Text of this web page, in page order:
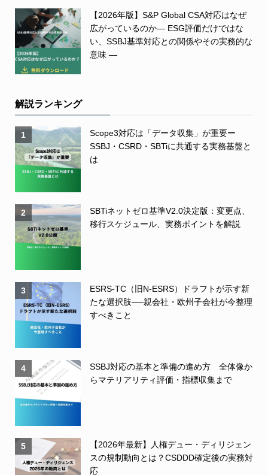
【2026年版】S&P Global CSA対応はなぜ
広がっているのか― ESG評価だけではな
い、SSBJ基準対応との関係やその実務的な
意味 ―
解説ランキング
1
Scope3対応は「データ収集」が重要ー
SSBJ・CSRD・SBTiに共通する実務基盤と
は
2
SBTiネットゼロ基準V2.0決定版：変更点、
移行スケジュール、実務ポイントを解説
3
ESRS-TC（旧N-ESRS）ドラフトが示す新
たな選択肢──親会社・欧州子会社が今整理
すべきこと
4
SSBJ対応の基本と準備の進め方 全体像か
らマテリアリティ評価・指標収集まで
5
【2026年最新】人権デュー・ディリジェン
スの規制動向とは？CSDDD確定後の実務対
応